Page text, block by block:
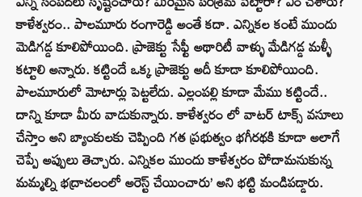
కాళేశ్వరం.. పాలమూరు రంగారెడ్డి అంతే కదా. ఎన్నికల కంటే ముందు
మెడిగడ్డ కూలిపోయింది. ప్రాజెక్టు సేఫ్టీ అథారిటీ వాళ్ళు మేడిగడ్డ మళ్ళీ
కట్టాలి అన్నారు. కట్టిందే ఒక్క ప్రాజెక్టు అదీ కూడా కూలిపోయింది.
పాలమూరులో మోటార్లు పెట్టలేదు. ఎల్లంపల్లి కూడా మేము కట్టిందే..
దాన్ని కూడా మీరు వాడుకున్నారు. కాళేశ్వరం లో వాటర్ టాక్స్ వసూలు
చేస్తాం అని బ్యాంకులకు చెప్పింది గత ప్రభుత్వం భగీరథకి కూడా అలాగే
చెప్పే అప్పులు తెచ్చారు. ఎన్నికల ముందు కాళేశ్వరం పోదామనుకున్న
మమ్మల్ని భద్రాచలంలో అరెస్ట్ చేయించారు’ అని భట్టి మండిపడ్డారు.